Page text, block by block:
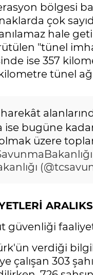
bölgesi
çok
hale
"tünel
ise 357
tünel
ise bugüne
üzere
güvenliği
verdiği
çalışan 303